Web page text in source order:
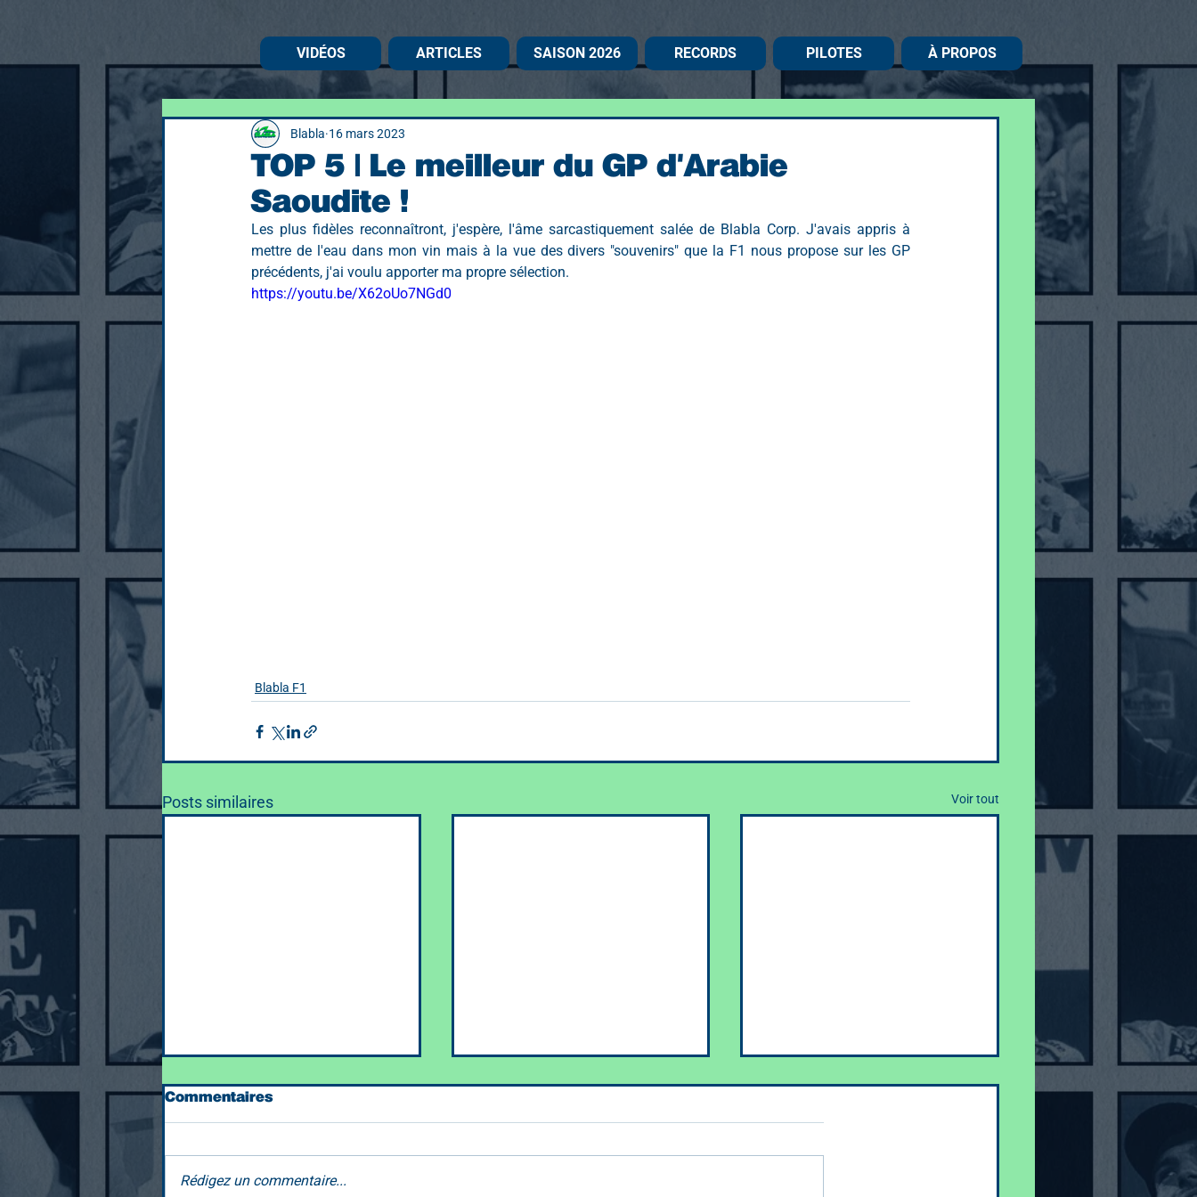
VIDÉOS ARTICLES SAISON 2026 RECORDS PILOTES À PROPOS
TOP 5 | Le meilleur du GP d'Arabie
Saoudite !
Blabla 16 mars 2023
Les plus fidèles reconnaîtront, j'espère, l'âme sarcastiquement salée de Blabla Corp. J'avais appris à
mettre de l'eau dans mon vin mais à la vue des divers "souvenirs" que la F1 nous propose sur les GP
précédents, j'ai voulu apporter ma propre sélection.
https://youtu.be/X62oUo7NGd0
Blabla F1
Posts similaires Voir tout
Commentaires
Rédigez un commentaire...